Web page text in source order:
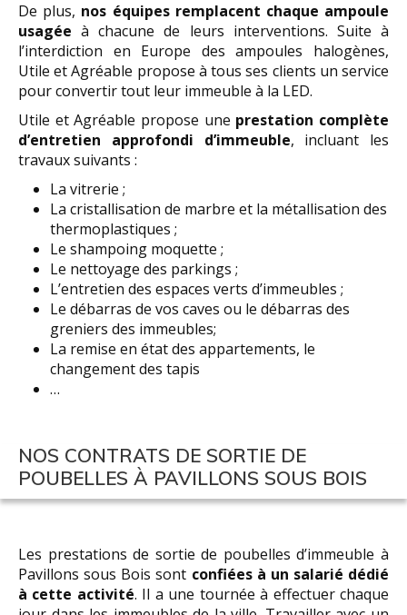
De plus, nos équipes remplacent chaque ampoule
usagée à chacune de leurs interventions. Suite à
l’interdiction en Europe des ampoules halogènes,
Utile et Agréable propose à tous ses clients un service
pour convertir tout leur immeuble à la LED.
Utile et Agréable propose une prestation complète
d’entretien approfondi d’immeuble, incluant les
travaux suivants :
La vitrerie ;
La cristallisation de marbre et la métallisation des
thermoplastiques ;
Le shampoing moquette ;
Le nettoyage des parkings ;
L’entretien des espaces verts d’immeubles ;
Le débarras de vos caves ou le débarras des
greniers des immeubles;
La remise en état des appartements, le
changement des tapis
…
NOS CONTRATS DE SORTIE DE
POUBELLES À PAVILLONS SOUS BOIS
Les prestations de sortie de poubelles d’immeuble à
Pavillons sous Bois sont confiées à un salarié dédié
à cette activité. Il a une tournée à effectuer chaque